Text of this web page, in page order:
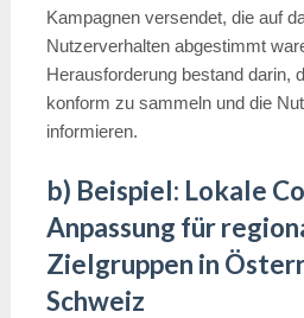
Kampagnen versendet, die auf
Nutzerverhalten abgestimmt
Herausforderung bestand darin,
konform zu sammeln und die
informieren.
b) Beispiel: Lokale
Anpassung für
Zielgruppen in
Schweiz